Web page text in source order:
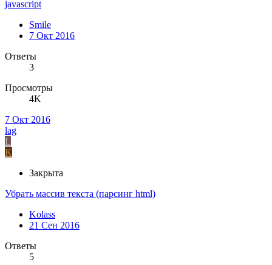
javascript
Smile
7 Окт 2016
Ответы
3
Просмотры
4K
7 Окт 2016
lag
L
K
Закрыта
Убрать массив текста (парсинг html)
Kolass
21 Сен 2016
Ответы
5